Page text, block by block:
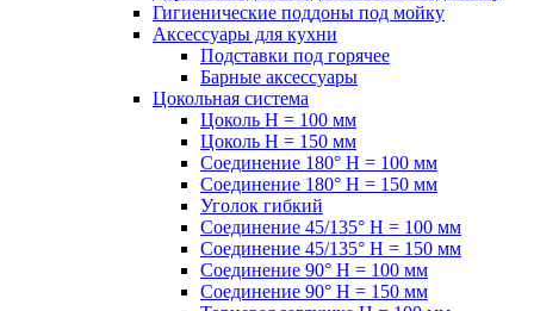
Гигиенические поддоны под мойку
Аксессуары для кухни
Подставки под горячее
Барные аксессуары
Цокольная система
Цоколь H = 100 мм
Цоколь H = 150 мм
Соединение 180° H = 100 мм
Соединение 180° H = 150 мм
Уголок гибкий
Соединение 45/135° H = 100 мм
Соединение 45/135° H = 150 мм
Соединение 90° H = 100 мм
Соединение 90° H = 150 мм